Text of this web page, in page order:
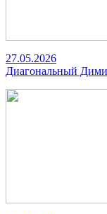
27.05.2026
Диагональный